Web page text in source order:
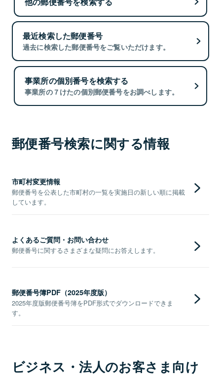
最近検索した郵便番号
過去に検索した郵便番号をご覧いただけます。
事業所の個別番号を検索する
事業所の７けたの個別郵便番号をお調べします。
郵便番号検索に関する情報
市町村変更情報
郵便番号を公表した市町村の一覧を実施日の新しい順に掲載
しています。
よくあるご質問・お問い合わせ
郵便番号に関するさまざまな疑問にお答えします。
郵便番号簿PDF（2025年度版）
2025年度版郵便番号簿をPDF形式でダウンロードできま
す。
ビジネス・法人のお客さま向け